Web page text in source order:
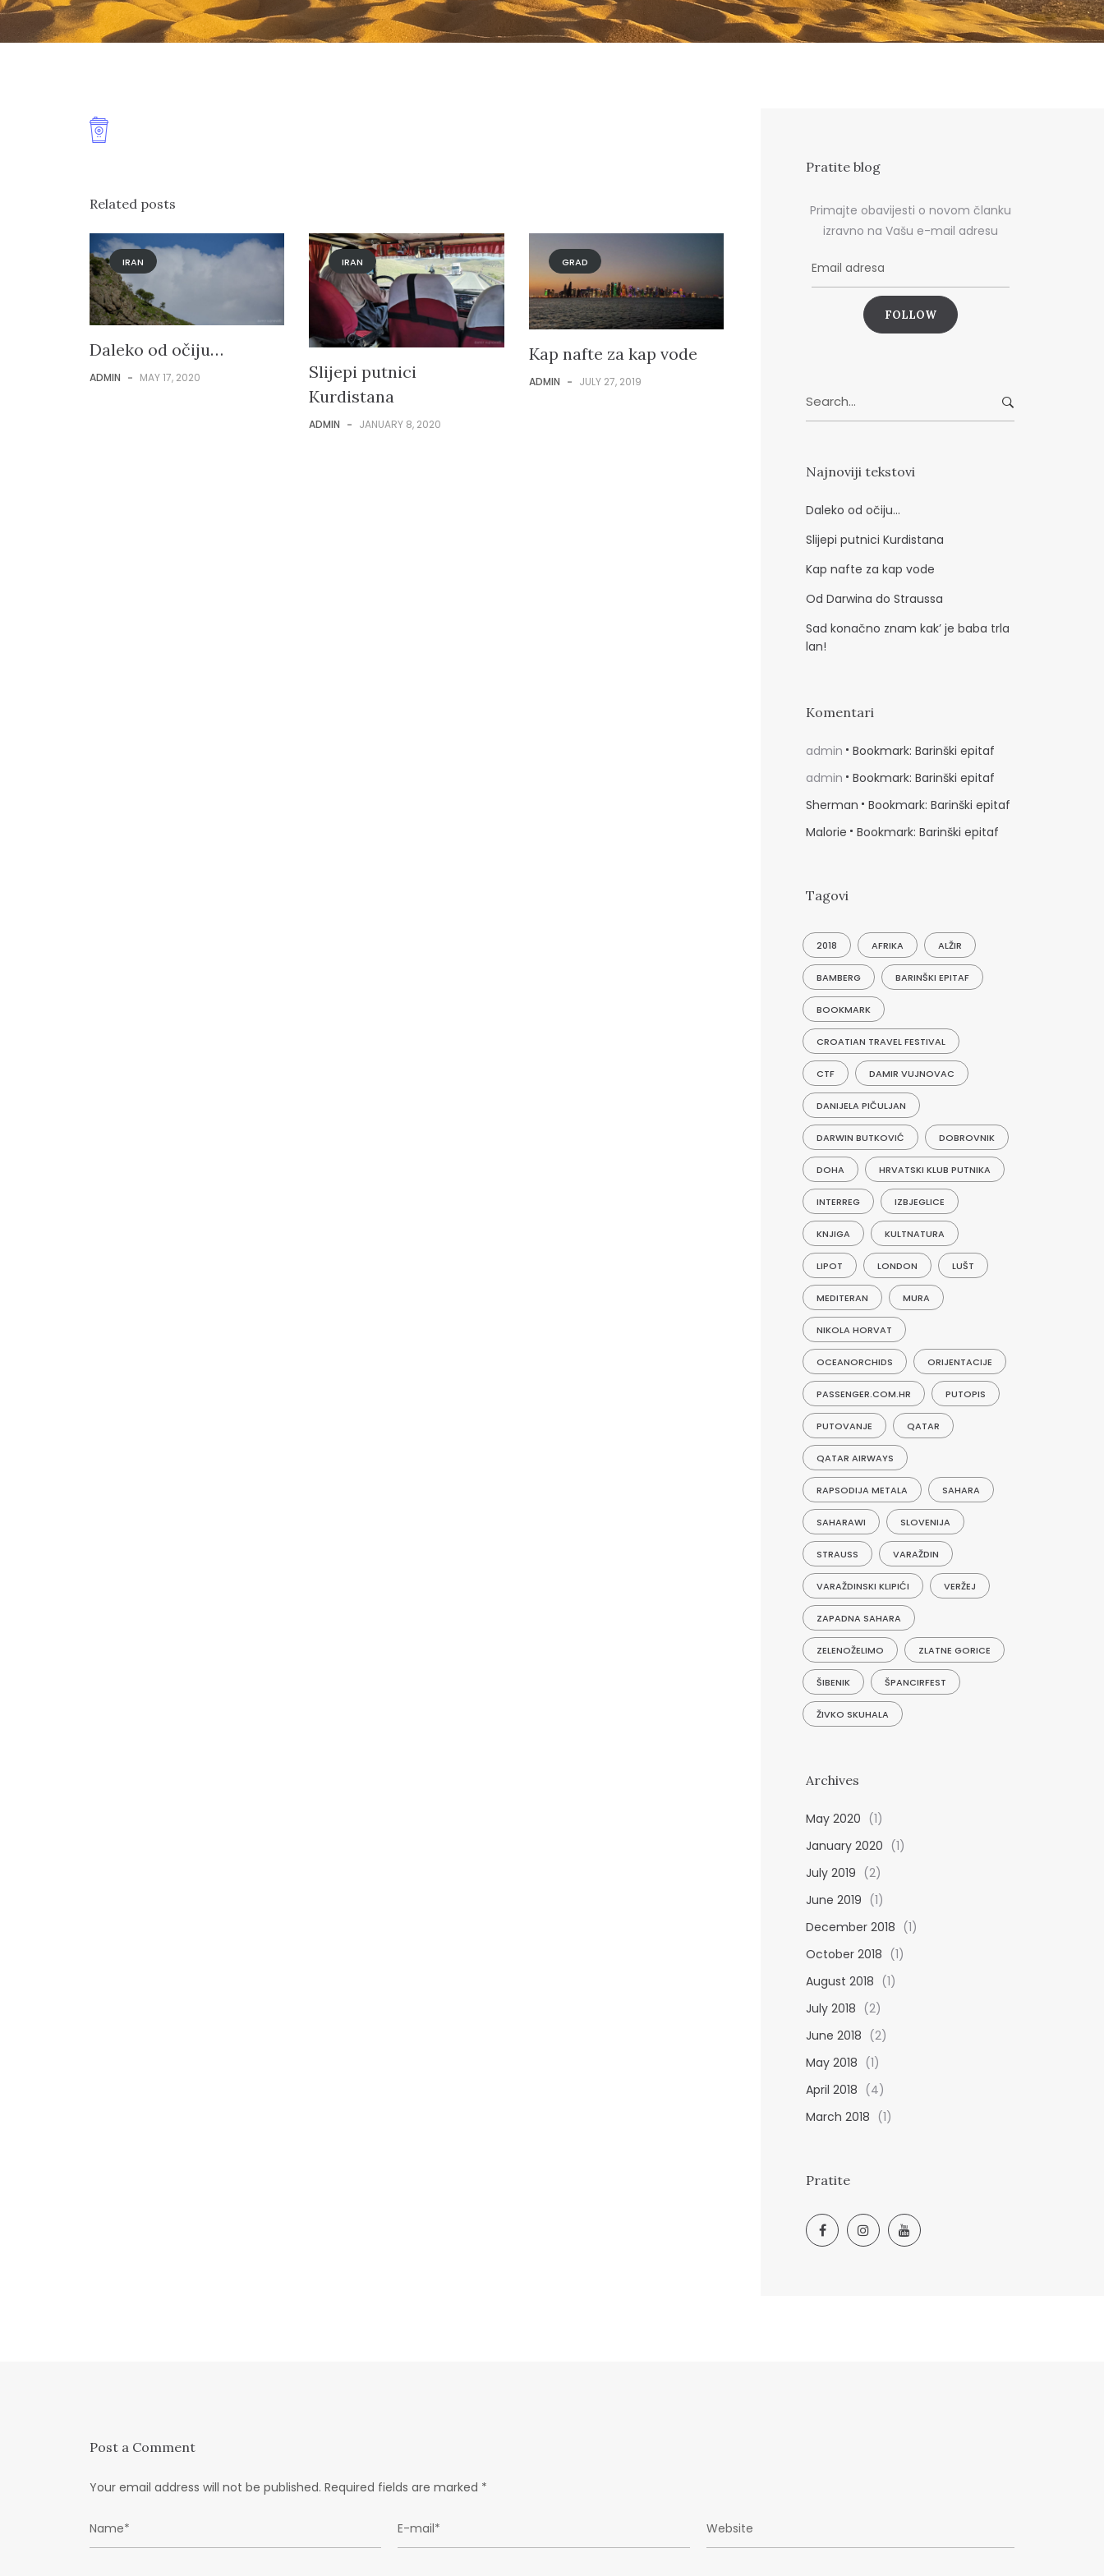
Related posts
IRAN
Daleko od očiju…
ADMIN - MAY 17, 2020
IRAN
Slijepi putnici
Kurdistana
ADMIN - JANUARY 8, 2020
GRAD
Kap nafte za kap vode
ADMIN - JULY 27, 2019
Pratite blog
Primajte obavijesti o novom članku
izravno na Vašu e-mail adresu
E
r
e
a
for:
Najnoviji tekstovi
Daleko od očiju…
Slijepi putnici Kurdistana
Kap nafte za kap vode
Od Darwina do Straussa
Sad konačno znam kak’ je baba trla
lan!
Komentari
admin
Bookmark: Barinški epitaf
admin
Bookmark: Barinški epitaf
Sherman
Bookmark: Barinški epitaf
Malorie
Bookmark: Barinški epitaf
Tagovi
2018 AFRIKA ALŽIR
BAMBERG BARINŠKI EPITAF
BOOKMARK
CROATIAN TRAVEL FESTIVAL
CTF DAMIR VUJNOVAC
DANIJELA PIČULJAN
DARWIN BUTKOVIĆ DOBROVNIK
DOHA HRVATSKI KLUB PUTNIKA
INTERREG IZBJEGLICE
KNJIGA KULTNATURA
LIPOT LONDON LUŠT
MEDITERAN MURA
NIKOLA HORVAT
OCEANORCHIDS ORIJENTACIJE
PASSENGER.COM.HR PUTOPIS
PUTOVANJE QATAR
QATAR AIRWAYS
RAPSODIJA METALA SAHARA
SAHARAWI SLOVENIJA
STRAUSS VARAŽDIN
VARAŽDINSKI KLIPIĆI VERŽEJ
ZAPADNA SAHARA
ZELENOŽELIMO ZLATNE GORICE
ŠIBENIK ŠPANCIRFEST
ŽIVKO SKUHALA
Archives
May 2020 (1)
January 2020 (1)
July 2019 (2)
June 2019 (1)
December 2018 (1)
October 2018 (1)
August 2018 (1)
July 2018 (2)
June 2018 (2)
May 2018 (1)
April 2018 (4)
March 2018 (1)
Pratite
Post a Comment
Your email address will not be published. Required fields are marked *